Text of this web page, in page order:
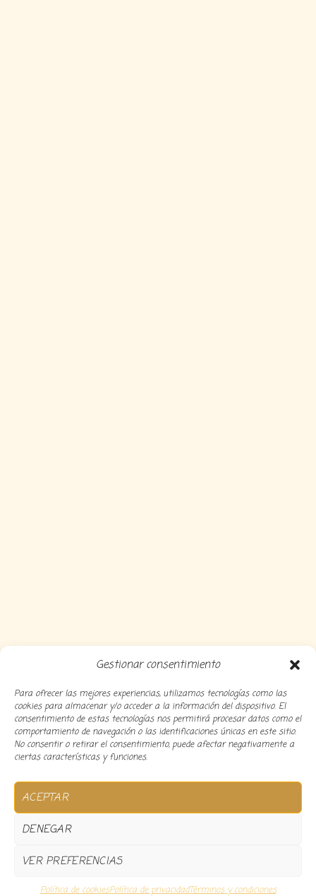
Gestionar consentimiento
Para ofrecer las mejores experiencias, utilizamos tecnologías como las
cookies para almacenar y/o acceder a la información del dispositivo. El
consentimiento de estas tecnologías nos permitirá procesar datos como el
comportamiento de navegación o las identificaciones únicas en este sitio.
No consentir o retirar el consentimiento, puede afectar negativamente a
ciertas características y funciones.
ACEPTAR
DENEGAR
VER PREFERENCIAS
Política de cookiesPolítica de privacidadTérminos y condiciones
Copyright 2024 Decocousiñas – Desarrollado por
informatico